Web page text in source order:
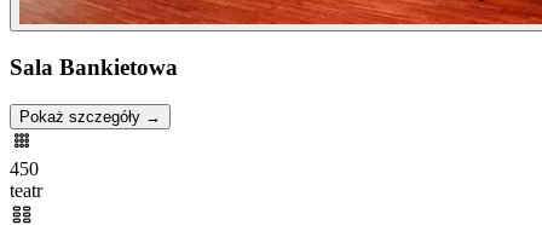
Sala Bankietowa
Pokaż szczegóły →
450
teatr